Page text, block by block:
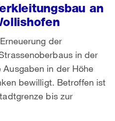
an
der
in der
in der Höhe
bewilligt. Betroffen ist
bis zur